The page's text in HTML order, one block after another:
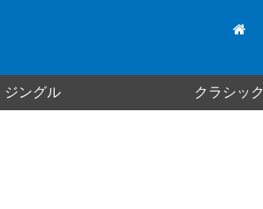
ジングル クラシック